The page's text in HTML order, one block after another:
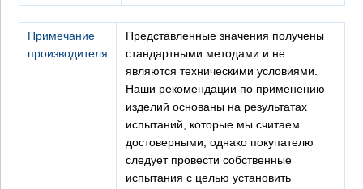
Примечание
производителя
Представленные значения получены
стандартными методами и не
являются техническими условиями.
Наши рекомендации по применению
изделий основаны на результатах
испытаний, которые мы считаем
достоверными, однако покупателю
следует провести собственные
испытания с целью установить
×